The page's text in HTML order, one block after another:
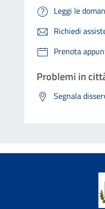
Leggi le
Richiedi
Prenota
Problemi in
Segnala